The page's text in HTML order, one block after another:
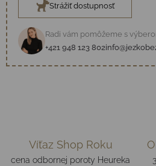
Strážiť dostupnosť
Radi vám pomôžeme s
+421 948 123 802
Víťaz Shop Roku
cena odbornej poroty Heureka